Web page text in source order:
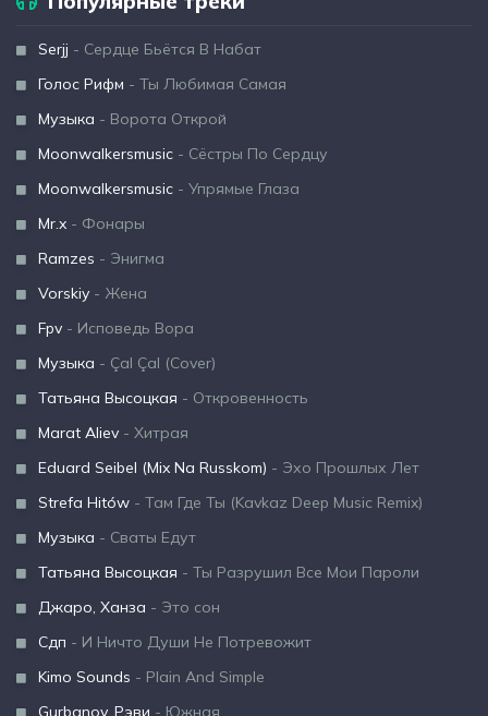
Serjj - Сердце Бьётся В Набат
Голос Рифм - Ты Любимая Самая
Музыка - Ворота Открой
Moonwalkersmusic - Сёстры По Сердцу
Moonwalkersmusic - Упрямые Глаза
Mr.x - Фонары
Ramzes - Энигма
Vorskiy - Жена
Fpv - Исповедь Вора
Музыка - Çal Çal (Cover)
Татьяна Высоцкая - Откровенность
Marat Aliev - Хитрая
Eduard Seibel (Mix Na Russkom) - Эхо Прошлых Лет
Strefa Hitów - Там Где Ты (Kavkaz Deep Music Remix)
Музыка - Сваты Едут
Татьяна Высоцкая - Ты Разрушил Все Мои Пароли
Джаро, Ханза - Это сон
Сдп - И Ничто Души Не Потревожит
Kimo Sounds - Plain And Simple
Gurbanov, Рэви - Южная